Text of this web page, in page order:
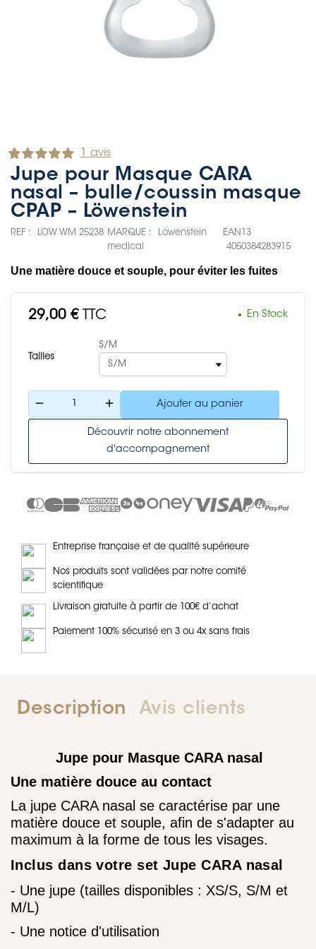
1 avis
Jupe pour Masque CARA
nasal – bulle/coussin masque
CPAP – Löwenstein
REF : LOW WM 25238 MARQUE :
Lowenstein
medical
EAN13
4050384283915
Une matière douce et souple, pour éviter les fuites
29,00 € TTC En Stock
Tailles
S/M
remove add Ajouter au panier
Découvrir notre abonnement
d'accompagnement
Entreprise française et de qualité supérieure
Nos produits sont validées par notre comité
scientifique
Livraison gratuite à partir de 100€ d’achat
Paiement 100% sécurisé en 3 ou 4x sans frais
Description Avis clients
Jupe pour Masque CARA nasal
Une matière douce au contact
La jupe CARA nasal se caractérise par une
matière douce et souple, afin de s'adapter au
maximum à la forme de tous les visages.
Inclus dans votre set Jupe CARA nasal
- Une jupe (tailles disponibles : XS/S, S/M et
M/L)
- Une notice d'utilisation